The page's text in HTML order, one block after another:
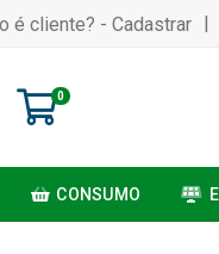
é cliente? - Cadastrar |
0
CONSUMO